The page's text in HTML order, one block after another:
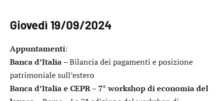
Giovedì 19/09/2024
Appuntamenti:
Banca d’Italia– Bilancia dei pagamenti e posizione
patrimoniale sull’estero
Banca d’Italia e CEPR – 7° workshop di economia del